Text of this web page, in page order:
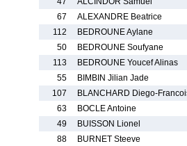
67
ALEXANDRE Beatrice
112
BEDROUNE Aylane
50
BEDROUNE Soufyane
113
BEDROUNE Youcef Alinas
55
BIMBIN Jilian Jade
107
BLANCHARD Diego-
63
BOCLE Antoine
49
BUISSON Lionel
88
BURNET Steeve